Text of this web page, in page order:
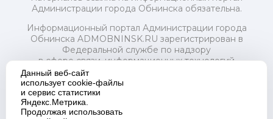
Администрации города Обнинска обязательна.
Информационный портал Администрации города
Обнинска ADMOBNINSK.RU зарегистрирован в
Федеральной службе по надзору
в сфере связи, информационных технологий
и массовых коммуникаций (Роскомнадзор) 24 июля
2018 года.
Свидетельство о регистрации Эл № ФС77-73321
Учредитель: Администрация (исполнительно-
Данный веб-сайт
использует cookie-файлы
и сервис статистики
Яндекс.Метрика.
Продолжая использовать